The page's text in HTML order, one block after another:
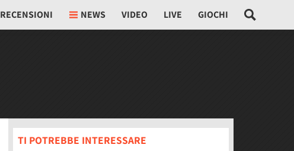
RECENSIONI NEWS VIDEO LIVE GIOCHI
TI POTREBBE INTERESSARE